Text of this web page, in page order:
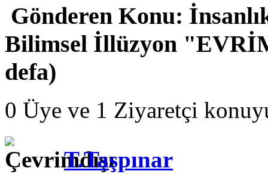
Gönderen Konu:
Bilimsel İllüzyon
defa)
0 Üye ve 1 Ziyaretçi
T.Taşpınar